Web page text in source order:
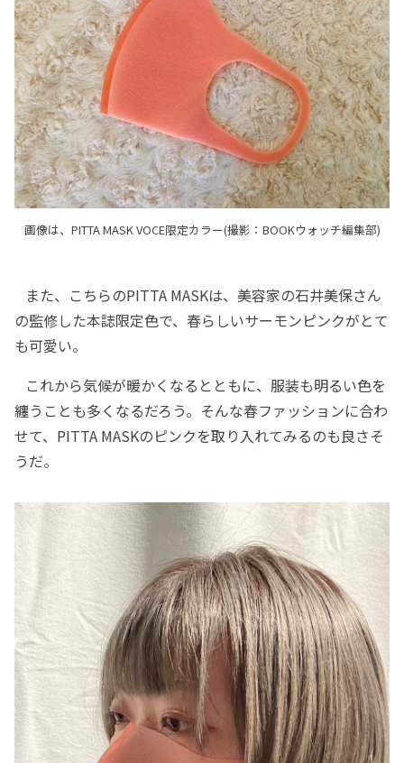
画像は、PITTA MASK VOCE限定カラー(撮影：BOOKウォッチ編集部)
また、こちらのPITTA MASKは、美容家の石井美保さん
の監修した本誌限定色で、春らしいサーモンピンクがとて
も可愛い。
これから気候が暖かくなるとともに、服装も明るい色を
纏うことも多くなるだろう。そんな春ファッションに合わ
せて、PITTA MASKのピンクを取り入れてみるのも良さそ
うだ。